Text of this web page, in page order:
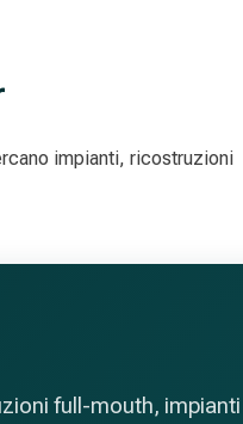
impianti, ricostruzioni
full-mouth,